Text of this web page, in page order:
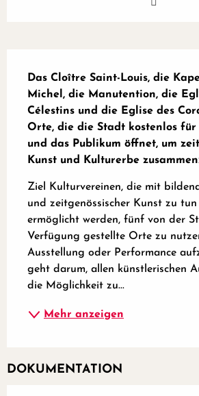
Das Cloître Saint-Louis, die
Michel, die Manutention, die
Célestins und die Eglise des
Orte, die die Stadt kostenlos
und das Publikum öffnet, um
Kunst und Kulturerbe
Ziel Kulturvereinen, die mit
und zeitgenössischer Kunst zu tun
ermöglicht werden, fünf von der
Verfügung gestellte Orte zu
Ausstellung oder Performance
geht darum, allen künstlerischen
die Möglichkeit zu...
Mehr anzeigen
DOKUMENTATION